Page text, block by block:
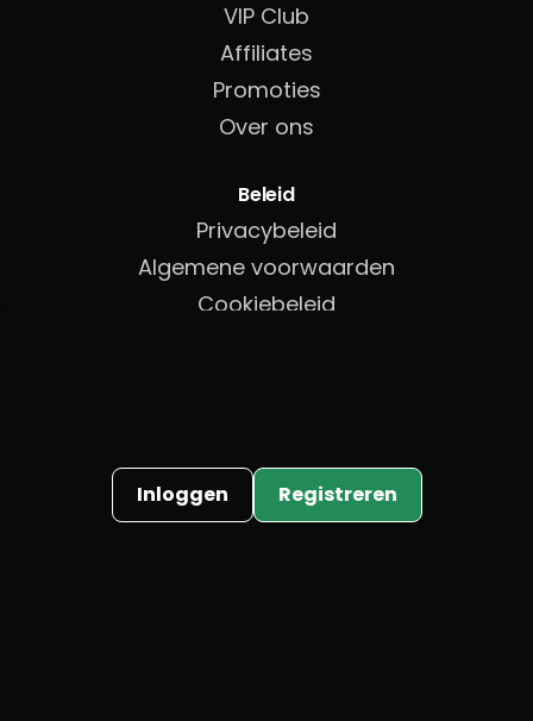
VIP Club
Affiliates
Promoties
Over ons
Beleid
Privacybeleid
Algemene voorwaarden
Cookiebeleid
. Alle rechten voorbehouden
Inloggen Registreren